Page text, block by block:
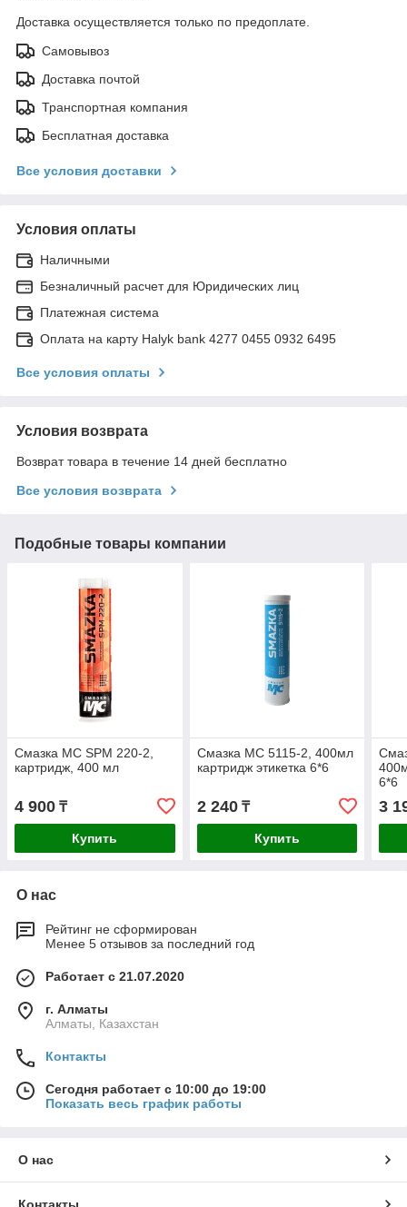
Доставка осуществляется только по предоплате.
Самовывоз
Доставка почтой
Транспортная компания
Бесплатная доставка
Все условия доставки
Условия оплаты
Наличными
Безналичный расчет для Юридических лиц
Платежная система
Оплата на карту Halyk bank 4277 0455 0932 6495
Все условия оплаты
Условия возврата
Возврат товара в течение 14 дней бесплатно
Все условия возврата
Подобные товары компании
Смазка МС SPM 220-2,
картридж, 400 мл
4 900 ₸
Купить
Смазка МС 5115-2, 400мл
картридж этикетка 6*6
2 240₸
Купить
6*6
3
О нас
Рейтинг не сформирован
Менее 5 отзывов за последний год
Работает с 21.07.2020
г. Алматы
Алматы, Казахстан
Контакты
Сегодня работает с 10:00 до 19:00
Показать весь график работы
О нас